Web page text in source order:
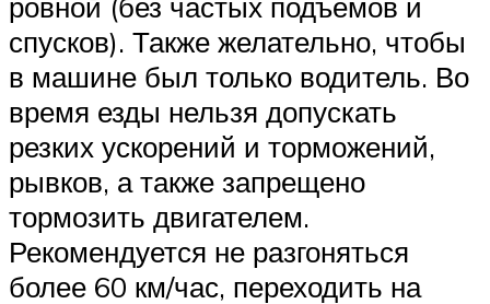
спусков). Также желательно, чтобы
в машине был только водитель. Во
время езды нельзя допускать
резких ускорений и торможений,
рывков, а также запрещено
тормозить двигателем.
Рекомендуется не разгоняться
более 60 км/час, переходить на